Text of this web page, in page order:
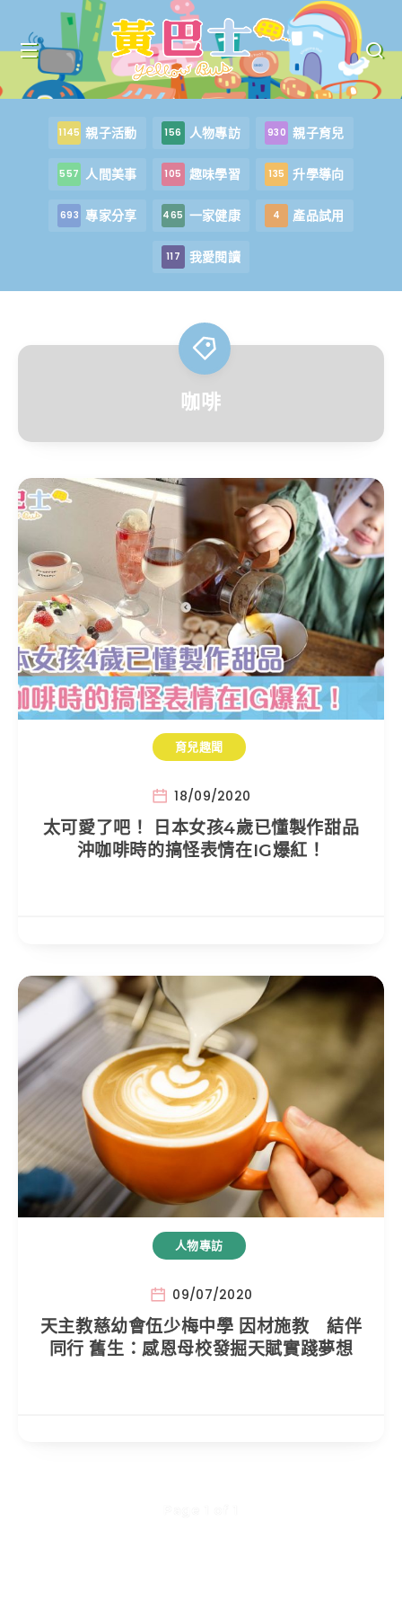
1145 親子活動 156 人物專訪 930 親子育兒
557 人間美事 105 趣味學習 135 升學導向
693 專家分享 465 一家健康 4 產品試用
117 我愛閱讀
咖啡
育兒趣聞
18/09/2020
太可愛了吧！ 日本女孩4歲已懂製作甜品
沖咖啡時的搞怪表情在IG爆紅！
人物專訪
09/07/2020
天主教慈幼會伍少梅中學 因材施教 結伴
同行 舊生：感恩母校發掘天賦實踐夢想